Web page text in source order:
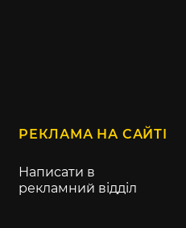
РЕКЛАМА НА САЙТІ
Написати в
рекламний відділ